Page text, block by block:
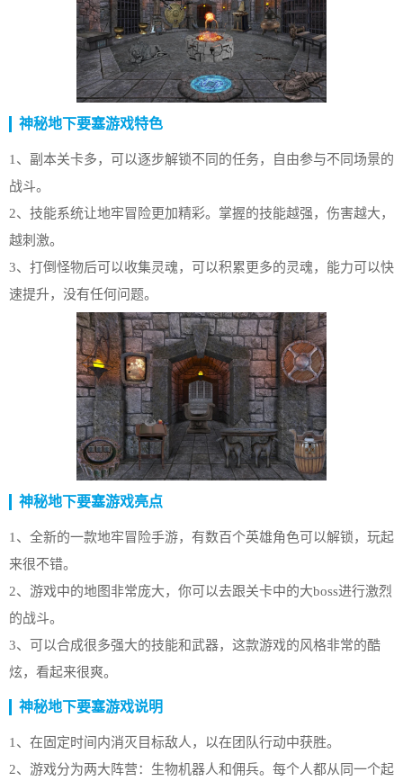
神秘地下要塞游戏特色
1、副本关卡多，可以逐步解锁不同的任务，自由参与不同场景的
战斗。
2、技能系统让地牢冒险更加精彩。掌握的技能越强，伤害越大，
越刺激。
3、打倒怪物后可以收集灵魂，可以积累更多的灵魂，能力可以快
速提升，没有任何问题。
神秘地下要塞游戏亮点
1、全新的一款地牢冒险手游，有数百个英雄角色可以解锁，玩起
来很不错。
2、游戏中的地图非常庞大，你可以去跟关卡中的大boss进行激烈
的战斗。
3、可以合成很多强大的技能和武器，这款游戏的风格非常的酷
炫，看起来很爽。
神秘地下要塞游戏说明
1、在固定时间内消灭目标敌人，以在团队行动中获胜。
2、游戏分为两大阵营：生物机器人和佣兵。每个人都从同一个起